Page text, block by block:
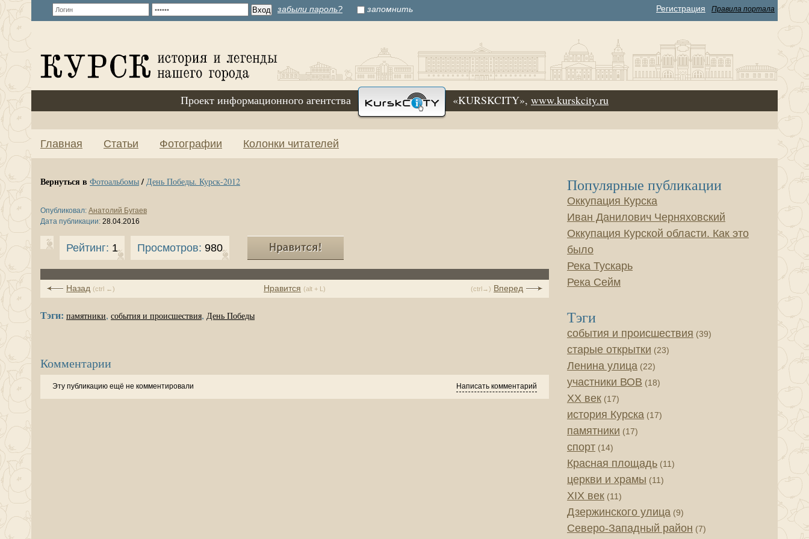
забыли пароль? запомнить Регистрация Правила портала
Проект информационного агентства «KURSKCITY», www.kurskcity.ru
Главная Статьи Фотографии Колонки читателей
Вернуться в Фотоальбомы/ День Победы. Курск-2012
Опубликовал: Анатолий Бугаев
Дата публикации: 28.04.2016
Рейтинг: 1 Просмотров: 980
Нравится (alt + L)
Назад (ctrl ←) (ctrl→) Вперед
Тэги: памятники, события и происшествия, День Победы
Комментарии
Эту публикацию ещё не комментировали Написать комментарий
Популярные публикации
Оккупация Курска
Иван Данилович Черняховский
Оккупация Курской области. Как это
было
Река Тускарь
Река Сейм
Тэги
события и происшествия (39)
старые открытки (23)
Ленина улица (22)
участники ВОВ (18)
XX век (17)
история Курска (17)
памятники (17)
спорт (14)
Красная площадь (11)
церкви и храмы (11)
XIX век (11)
Дзержинского улица (9)
Северо-Западный район (7)